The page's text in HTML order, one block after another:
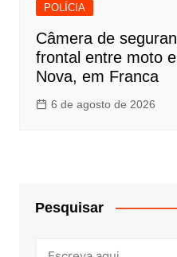
POLÍCIA
Câmera de
frontal entre moto
Nova, em Franca
6 de agosto de 2026
Pesquisar